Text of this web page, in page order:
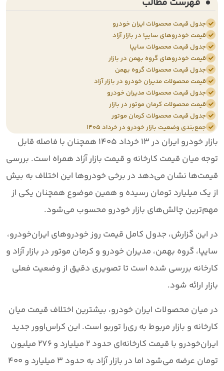
جدول قیمت محصولات ایران خودرو
قیمت خودروهای سایپا در بازار آزاد
جدول قیمت محصولات سایپا
قیمت خودروهای گروه بهمن در بازار
جدول قیمت محصولات گروه بهمن
قیمت محصولات مدیران خودرو در بازار آزاد
جدول قیمت محصولات مدیران خودرو
قیمت محصولات کرمان موتور در بازار
جدول قیمت محصولات کرمان موتور
جمع‌بندی وضعیت بازار خودرو در خرداد ۱۴۰۵
بازار خودرو ایران در۱۳ خرداد ۱۴۰۵
همچنان با فاصله قابل
توجه میان قیمت کارخانه و قیمت بازار آزاد همراه است. بررسی
قیمت‌ها نشان می‌دهد در برخی خودروها این اختلاف به بیش
از یک میلیارد تومان رسیده و همین موضوع همچنان یکی از
مهم‌ترین چالش‌های بازار خودرو محسوب می‌شود.
در این گزارش،جدول کامل قیمت روز خودروهای ایران‌خودرو،
سایپا، گروه بهمن، مدیران خودرو و کرمان موتوردر بازار آزاد و
کارخانه بررسی شده است تا تصویری دقیق از وضعیت فعلی
بازار ارائه شود.
در میان محصولات ایران خودرو، بیشترین اختلاف قیمت میان
کارخانه و بازار مربوط به ری‌را توربو است. این کراس‌اوور جدید
ایران‌خودرو با قیمت کارخانه‌ای حدود
۲ میلیارد و ۲۷۶ میلیون
تومان عرضه می‌شود اما در بازار آزاد به حدود
۳ میلیارد و ۴۰۰